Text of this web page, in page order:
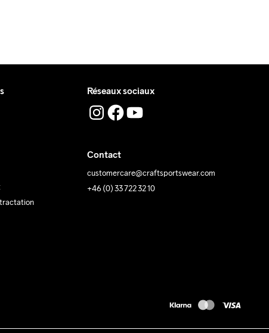
Réseaux sociaux
Contact
customercare@craftsportswear.com
+46 (0) 33 722 32 10